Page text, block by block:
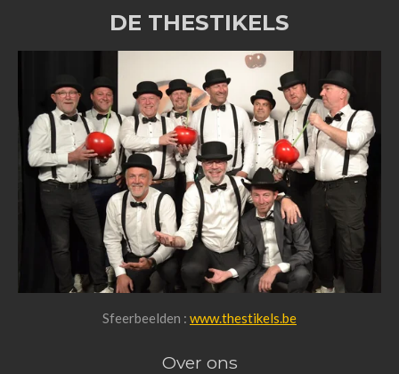
DE THESTIKELS
Sfeerbeelden : www.thestikels.be
Over ons